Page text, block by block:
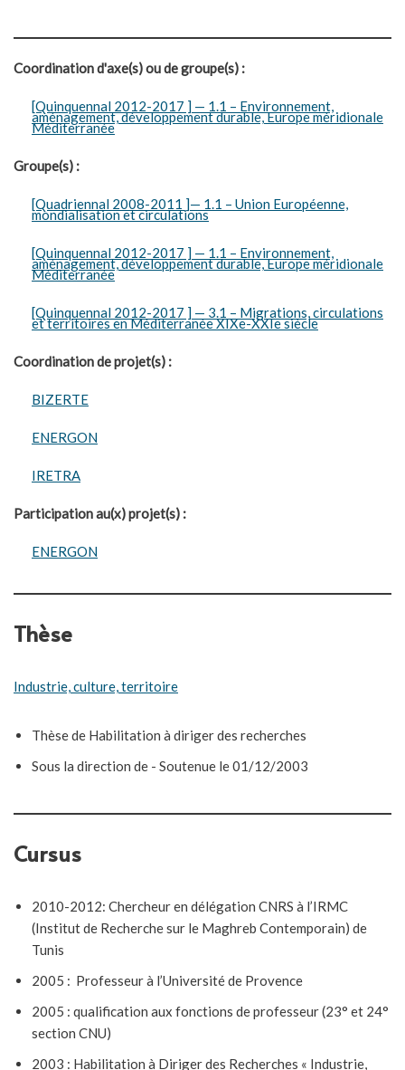
Coordination d'axe(s) ou de groupe(s) :
[Quinquennal 2012-2017 ] — 1.1 – Environnement,
aménagement, développement durable, Europe méridionale
Méditerranée
Groupe(s) :
[Quadriennal 2008-2011 ]— 1.1 – Union Européenne,
mondialisation et circulations
[Quinquennal 2012-2017 ] — 1.1 – Environnement,
aménagement, développement durable, Europe méridionale
Méditerranée
[Quinquennal 2012-2017 ] — 3.1 – Migrations, circulations
et territoires en Méditerranée XIXe-XXIe siècle
Coordination de projet(s) :
BIZERTE
ENERGON
IRETRA
Participation au(x) projet(s) :
ENERGON
Thèse
Industrie, culture, territoire
Thèse de Habilitation à diriger des recherches
Sous la direction de - Soutenue le 01/12/2003
Cursus
2010-2012: Chercheur en délégation CNRS à l’IRMC
(Institut de Recherche sur le Maghreb Contemporain) de
Tunis
2005 : Professeur à l’Université de Provence
2005 : qualification aux fonctions de professeur (23° et 24°
section CNU)
2003 : Habilitation à Diriger des Recherches « Industrie,